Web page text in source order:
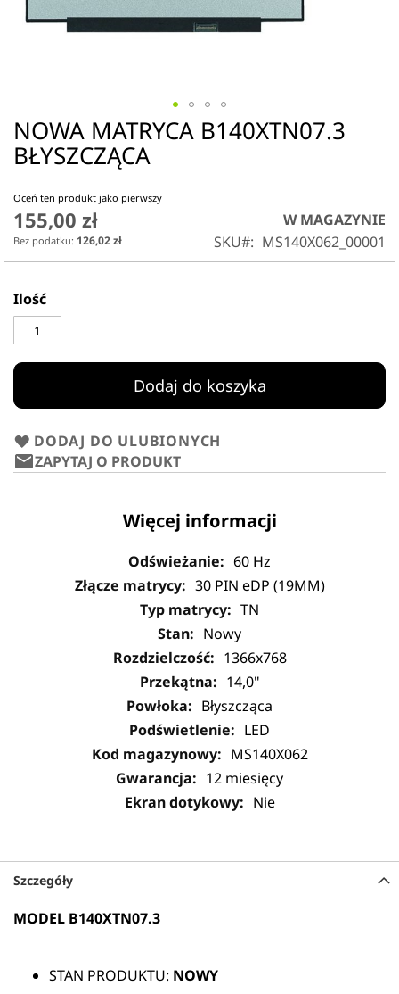
Przejdź
na
początek
NOWA MATRYCA B140XTN07.3
BŁYSZCZĄCA
Oceń ten produkt jako pierwszy
155,00 zł
126,02 zł
W MAGAZYNIE
SKU
MS140X062_00001
Ilość
Dodaj do koszyka
DODAJ DO ULUBIONYCH
ZAPYTAJ O PRODUKT
Więcej informacji
60 Hz
30 PIN eDP (19MM)
TN
Nowy
1366x768
14,0"
Błyszcząca
LED
MS140X062
12 miesięcy
Nie
Szczegóły
MODEL B140XTN07.3
STAN PRODUKTU: NOWY